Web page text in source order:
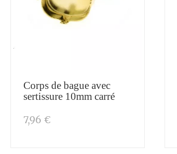
Corps de bague avec
sertissure 10mm carré
7,96 €